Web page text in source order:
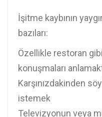
İşitme kaybının
bazıları:
Özellikle restoran
konuşmaları
Karşınızdakinden
istemek
Televizyonun veya